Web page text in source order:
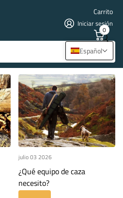
Iniciar sesión
Carrito
0
julio 03 2026
¿Qué equipo de caza
necesito?
Español